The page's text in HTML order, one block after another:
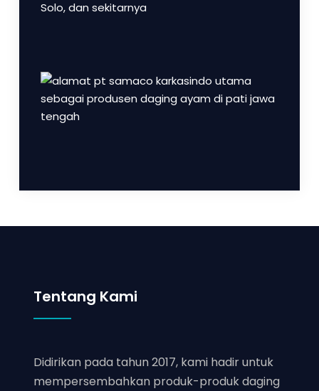
Tentang Kami
Didirikan pada tahun 2017, kami hadir untuk
mempersembahkan produk-produk daging